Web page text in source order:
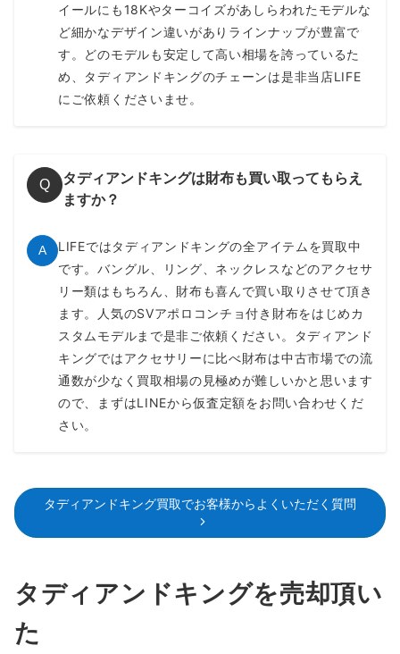
イールにも18Kやターコイズがあしらわれたモデルな
ど細かなデザイン違いがありラインナップが豊富で
す。どのモデルも安定して高い相場を誇っているた
め、タディアンドキングのチェーンは是非当店LIFE
にご依頼くださいませ。
Q
タディアンドキングは財布も買い取ってもらえ
ますか？
A
LIFEではタディアンドキングの全アイテムを買取中
です。バングル、リング、ネックレスなどのアクセサ
リー類はもちろん、財布も喜んで買い取りさせて頂き
ます。人気のSVアポロコンチョ付き財布をはじめカ
スタムモデルまで是非ご依頼ください。タディアンド
キングではアクセサリーに比べ財布は中古市場での流
通数が少なく買取相場の見極めが難しいかと思います
ので、まずはLINEから仮査定額をお問い合わせくだ
さい。
タディアンドキング買取でお客様からよくいただく質問
タディアンドキングを売却頂い
た